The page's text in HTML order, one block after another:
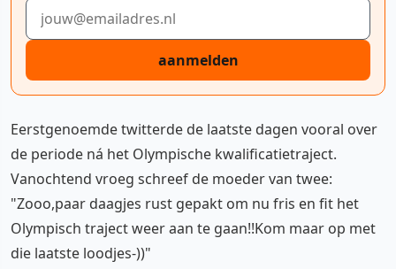
E-mailadres
aanmelden
Eerstgenoemde twitterde de laatste dagen vooral over
de periode ná het Olympische kwalificatietraject.
Vanochtend vroeg schreef de moeder van twee:
"Zooo,paar daagjes rust gepakt om nu fris en fit het
Olympisch traject weer aan te gaan!!Kom maar op met
die laatste loodjes-))"